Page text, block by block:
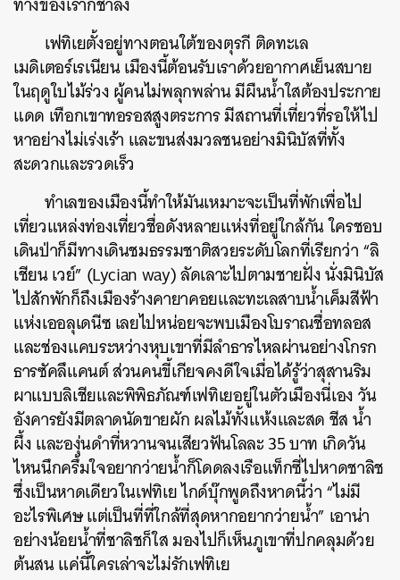
เฟทิเยตั้งอยู่ทางตอนใต้ของตุรกี ติดทะเล
เมดิเตอร์เรเนียน เมืองนี้ต้อนรับเราด้วยอากาศเย็นสบาย
ในฤดูใบไม้ร่วง ผู้คนไม่พลุกพล่าน มีผืนน้ำใสต้องประกาย
แดด เทือกเขาทอรอสสูงตระการ มีสถานที่เที่ยวที่รอให้ไป
หาอย่างไม่เร่งเร้า และขนส่งมวลชนอย่างมินิบัสที่ทั้ง
สะดวกและรวดเร็ว
ทำเลของเมืองนี้ทำให้มันเหมาะจะเป็นที่พักเพื่อไป
เที่ยวแหล่งท่องเที่ยวชื่อดังหลายแห่งที่อยู่ใกล้กัน ใครชอบ
เดินป่าก็มีทางเดินชมธรรมชาติสวยระดับโลกที่เรียกว่า “ลิ
เชียน เวย์” (Lycian way) ลัดเลาะไปตามชายฝั่ง นั่งมินิบัส
ไปสักพักก็ถึงเมืองร้างคายาคอยและทะเลสาบน้ำเค็มสีฟ้า
แห่งเออลุเดนีซ เลยไปหน่อยจะพบเมืองโบราณชื่อทลอส
และช่องแคบระหว่างหุบเขาที่มีลำธารไหลผ่านอย่างโกรก
ธารซัคลึแคนต์ ส่วนคนขี้เกียจคงดีใจเมื่อได้รู้ว่าสุสานริม
ผาแบบลิเชียและพิพิธภัณฑ์เฟทิเยอยู่ในตัวเมืองนี่เอง วัน
อังคารยังมีตลาดนัดขายผัก ผลไม้ทั้งแห้งและสด ชีส น้ำ
ผึ้ง และองุ่นดำที่หวานจนเสียวฟันโลละ 35 บาท เกิดวัน
ไหนนึกครึ้มใจอยากว่ายน้ำก็โดดลงเรือแท็กซี่ไปหาดชาลิช
ซึ่งเป็นหาดเดียวในเฟทิเย ไกด์บุ๊กพูดถึงหาดนี้ว่า “ไม่มี
อะไรพิเศษ แต่เป็นที่ที่ใกล้ที่สุดหากอยากว่ายน้ำ” เอาน่า
อย่างน้อยน้ำที่ชาลิชก็ใส มองไปก็เห็นภูเขาที่ปกคลุมด้วย
ต้นสน แค่นี้ใครเล่าจะไม่รักเฟทิเย